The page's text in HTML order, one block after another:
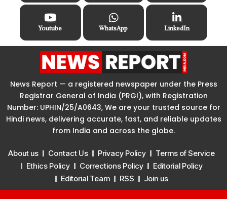
Youtube WhatsApp LinkedIn
News Report — a registered newspaper under the Press
Registrar General of India (PRGI), with Registration
Number: UPHIN/25/A0643, We are your trusted source for
Hindi news, delivering accurate, fast, and reliable updates
from India and across the globe.
About us Contact Us Privacy Policy
Terms of Service
Ethics Policy
Corrections Policy
Editorial Policy
Editorial Team
RSS Join us